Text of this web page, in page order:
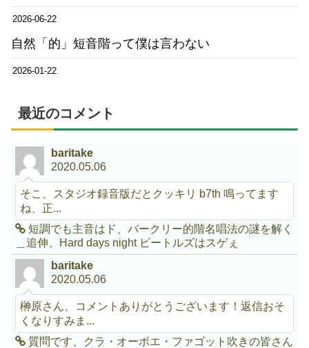
2026-06-22
自然「的」短音階って僕は言わない
2026-01-22
最近のコメント
baritake
2020.05.06
そこ、スタジオ録音版だとクッキリ b7th 鳴ってます
ね、正...
短調でも主音はド、バークリー的階名唱法の謎を解く
＿追伸、Hard days night ビートルズはスゲぇ
baritake
2020.05.06
榊原さん、コメントありがとうございます！返信おそ
くなりすみま...
質問です、クラ・オーボエ・ファゴット吹きの皆さん